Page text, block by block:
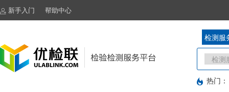
新手入门 帮助中心
检测服
热门：